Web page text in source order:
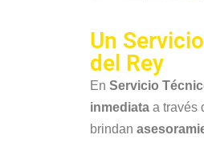
Un
del Rey
En Servicio
inmediata a través
brindan